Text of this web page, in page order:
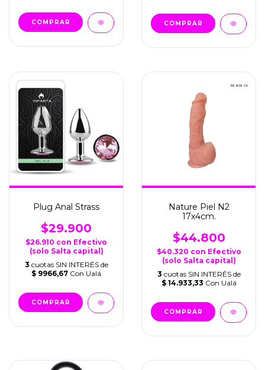
COMPRAR
Plug Anal Strass
$29.900
$26.910 con Efectivo
(solo Salta capital)
3 cuotas SIN INTERÉS de
$ 9966,67 Con Ualá
COMPRAR
Nature Piel N2
17x4cm.
$44.800
$40.320 con Efectivo
(solo Salta capital)
3 cuotas SIN INTERÉS de
$ 14.933,33 Con Ualá